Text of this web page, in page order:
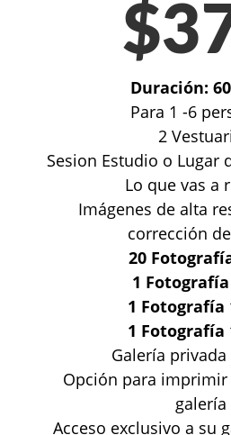
Duración:
Para 1 -6
2
Sesion Estudio o Lugar
Lo que vas a
Imágenes de alta
corrección
20
1 Fotografía
1 Fotografía
1 Fotografía
Galería
Opción para
galería
Acceso exclusivo a su